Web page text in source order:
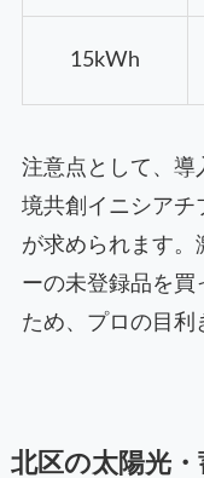
15kWh
注意点として、導
境共創イニシアチ
が求められます。
ーの未登録品を買
ため、プロの目利
北区の太陽光